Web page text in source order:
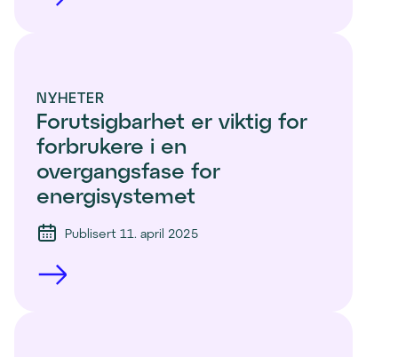
NYHETER
Forutsigbarhet er viktig for
forbrukere i en
overgangsfase for
energisystemet
Publisert 11. april 2025